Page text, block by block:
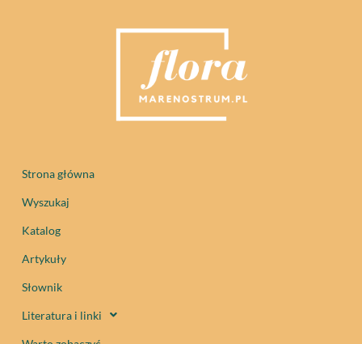
Strona główna
Wyszukaj
Katalog
Artykuły
Słownik
Literatura i linki